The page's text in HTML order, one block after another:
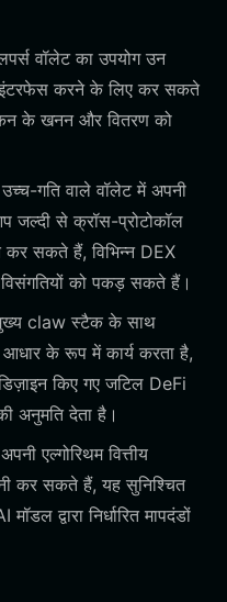
वॉलेट का उपयोग उन
इंटरफेस करने के लिए कर सकते
के खनन और वितरण को
गति वाले वॉलेट में अपनी
जल्दी से क्रॉस-प्रोटोकॉल
कर सकते हैं, विभिन्न DEX
को पकड़ सकते हैं।
claw स्टैक के साथ
के रूप में कार्य करता है,
किए गए जटिल DeFi
अनुमति देता है।
एल्गोरिथम वित्तीय
कर सकते हैं, यह सुनिश्चित
द्वारा निर्धारित मापदंडों